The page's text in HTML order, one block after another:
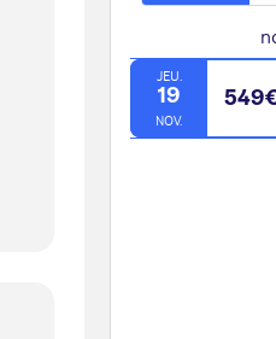
JEU.
19
NOV.